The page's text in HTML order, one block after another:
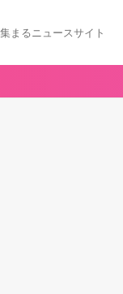
まるニュースサイト